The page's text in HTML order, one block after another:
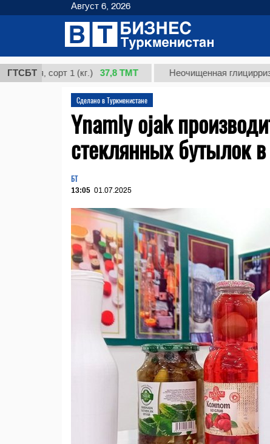
ГТСБТ
сорт 1 (кг.) 37,8 ТМТ Неочищенная
Сделано в Туркменистане
Ynamly ojak
стеклянных бутылок
БТ
13:05 01.07.2025
Август 6, 2026